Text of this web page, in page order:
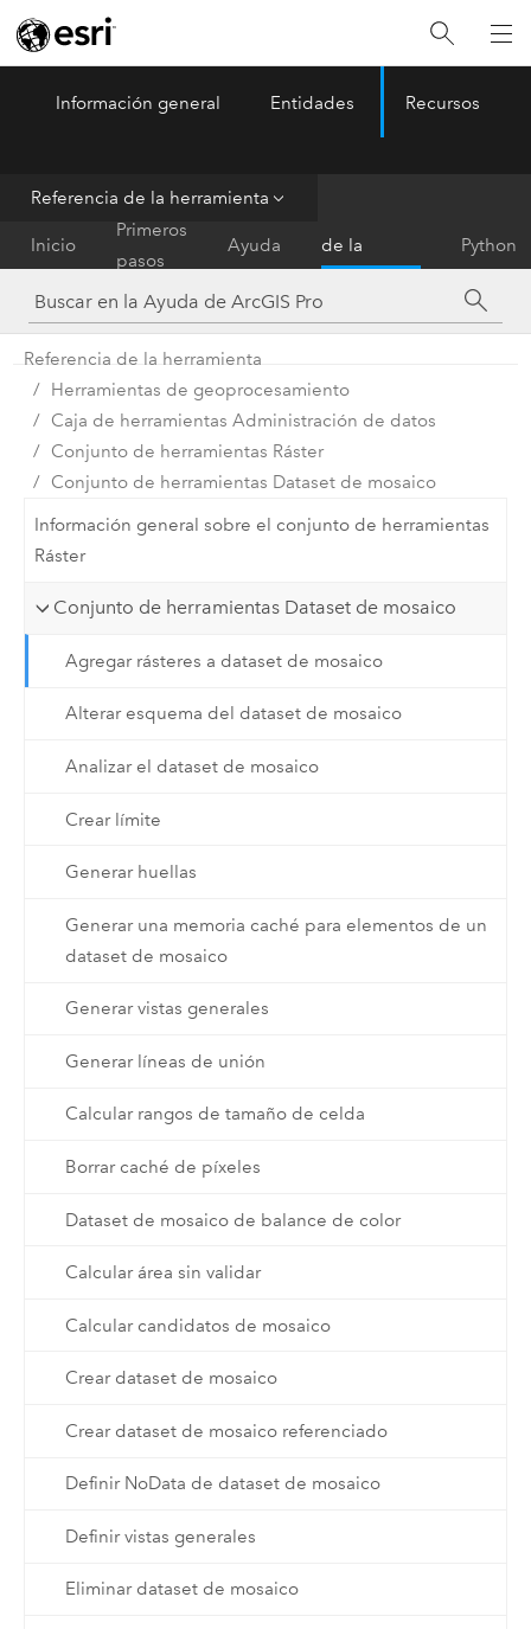
ArcGIS Pro Menu
Información general Entidades Recursos
Referencia de la herramienta
Inicio
Primeros
pasos
Ayuda
de la
herramienta
Python
Referencia de la herramienta
Herramientas de geoprocesamiento
Caja de herramientas Administración de datos
Conjunto de herramientas Ráster
Conjunto de herramientas Dataset de mosaico
Información general sobre el conjunto de herramientas
Ráster
Conjunto de herramientas Dataset de mosaico
Agregar rásteres a dataset de mosaico
Alterar esquema del dataset de mosaico
Analizar el dataset de mosaico
Crear límite
Generar huellas
Generar una memoria caché para elementos de un
dataset de mosaico
Generar vistas generales
Generar líneas de unión
Calcular rangos de tamaño de celda
Borrar caché de píxeles
Dataset de mosaico de balance de color
Calcular área sin validar
Calcular candidatos de mosaico
Crear dataset de mosaico
Crear dataset de mosaico referenciado
Definir NoData de dataset de mosaico
Definir vistas generales
Eliminar dataset de mosaico